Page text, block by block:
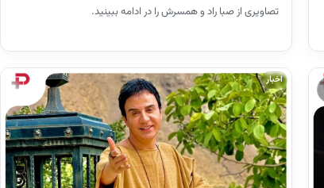
تصاویری از صبا راد و همسرش را در ادامه ببینید.
اخبار